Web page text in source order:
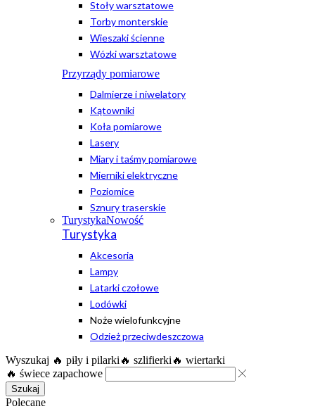
Stoły warsztatowe
Torby monterskie
Wieszaki ścienne
Wózki warsztatowe
Przyrządy pomiarowe
Dalmierze i niwelatory
Kątowniki
Koła pomiarowe
Lasery
Miary i taśmy pomiarowe
Mierniki elektryczne
Poziomice
Sznury traserskie
TurystykaNowość
Turystyka
Akcesoria
Lampy
Latarki czołowe
Lodówki
Noże wielofunkcyjne
Odzież przeciwdeszczowa
Wyszukaj 🔥 piły i pilarki 🔥 szlifierki 🔥 wiertarki
🔥 świece zapachowe
Szukaj
Polecane